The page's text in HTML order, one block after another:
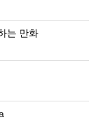
는 만화